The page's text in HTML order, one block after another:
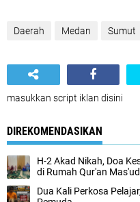
Daerah Medan Sumut
masukkan script iklan disini
DIREKOMENDASIKAN
H-2 Akad Nikah, Doa
di Rumah Qur'an
Dua Kali Perkosa